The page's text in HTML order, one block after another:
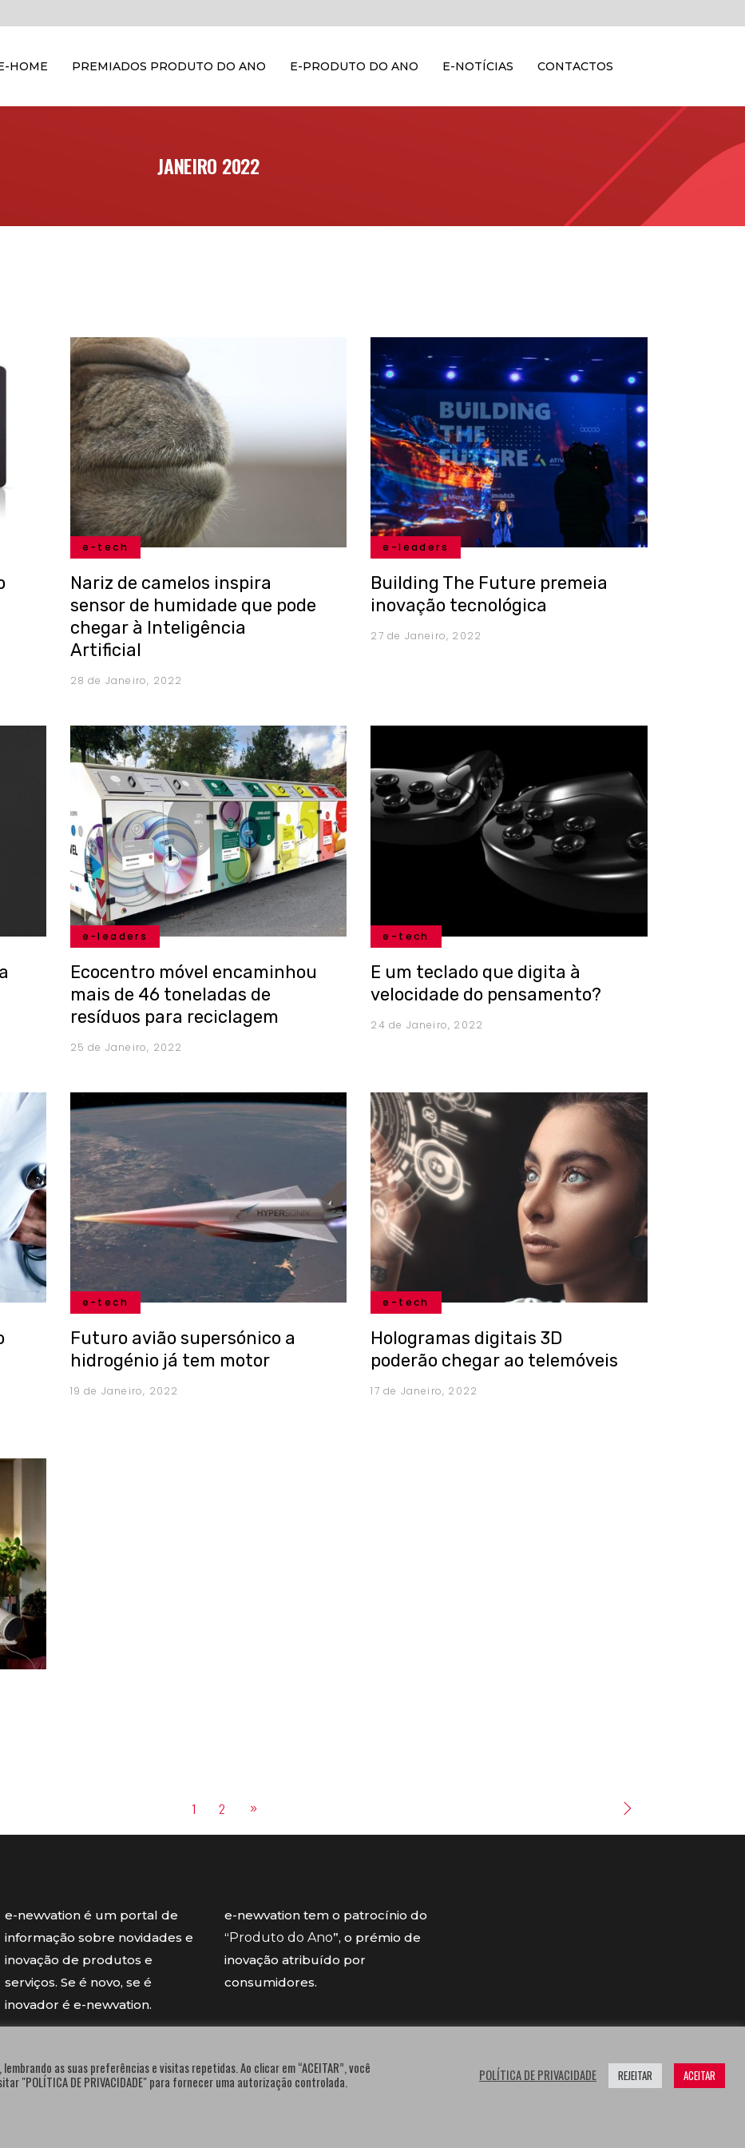
HOME PREMIADOS PRODUTO DO ANO E-PRODUTO DO ANO E-NOTÍCIAS CONTACTOS
JANEIRO 2022
e-tech
Nariz de camelos inspira
sensor de humidade que pode
chegar à Inteligência
Artificial
28 de Janeiro, 2022
e-leaders
Building The Future premeia
inovação tecnológica
27 de Janeiro, 2022
e-leaders
Ecocentro móvel encaminhou
mais de 46 toneladas de
resíduos para reciclagem
25 de Janeiro, 2022
e-tech
E um teclado que digita à
velocidade do pensamento?
24 de Janeiro, 2022
e-tech
Futuro avião supersónico a
hidrogénio já tem motor
19 de Janeiro, 2022
e-tech
Hologramas digitais 3D
poderão chegar ao telemóveis
17 de Janeiro, 2022
1 2
e-newvation é um portal de
informação sobre novidades e
inovação de produtos e
serviços. Se é novo, se é
inovador é e-newvation.
e-newvation tem o patrocínio do
“Produto do Ano”, o prémio de
inovação atribuído por
consumidores.
as suas preferências e visitas repetidas. Ao clicar em “ACEITAR”, você
"POLÍTICA DE PRIVACIDADE" para fornecer uma autorização controlada.
POLÍTICA DE PRIVACIDADE REJEITAR ACEITAR